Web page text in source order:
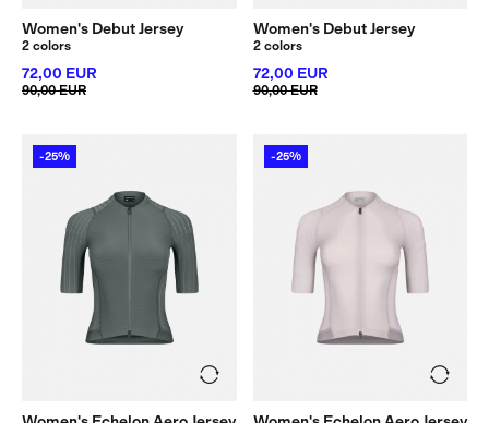
Women's Debut Jersey
2 colors
72,00 EUR
90,00 EUR
Women's Debut Jersey
2 colors
72,00 EUR
90,00 EUR
-25% -25%